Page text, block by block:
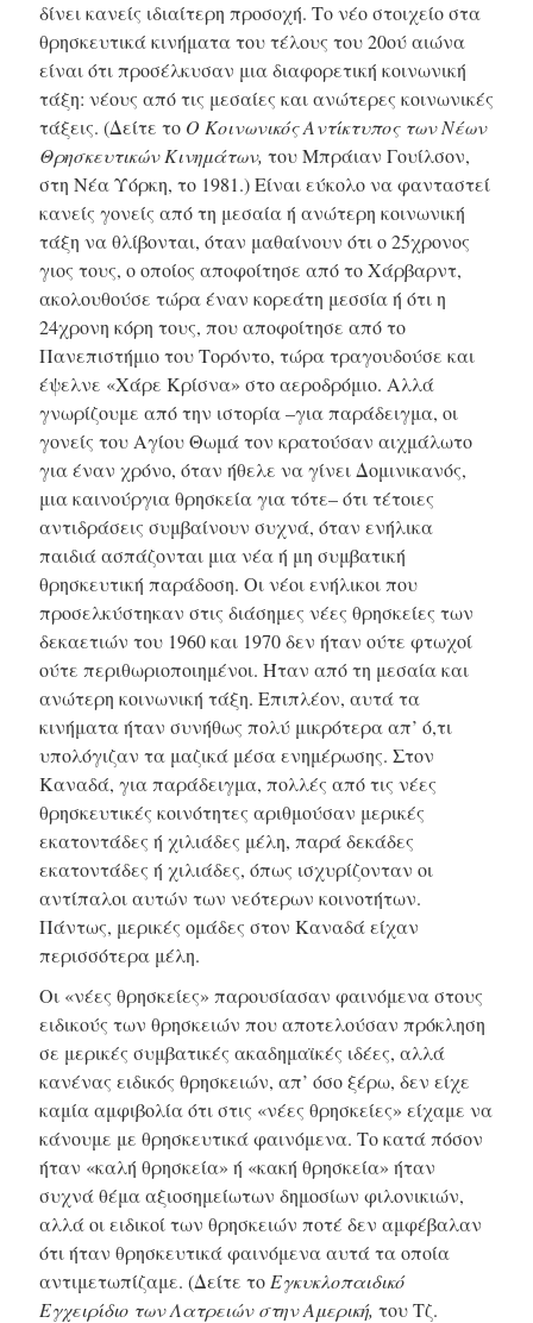
δίνει κανείς ιδιαίτερη προσοχή. Το νέο στοιχείο στα
θρησκευτικά κινήματα του τέλους του 20ού αιώνα
είναι ότι προσέλκυσαν μια διαφορετική κοινωνική
τάξη: νέους από τις μεσαίες και ανώτερες κοινωνικές
τάξεις. (Δείτε το Ο Κοινωνικός Αντίκτυπος των Νέων
Θρησκευτικών Κινημάτων, του Μπράιαν Γουίλσον,
στη Νέα Υόρκη, το 1981.) Είναι εύκολο να φανταστεί
κανείς γονείς από τη μεσαία ή ανώτερη κοινωνική
τάξη να θλίβονται, όταν μαθαίνουν ότι ο 25χρονος
γιος τους, ο οποίος αποφοίτησε από το Χάρβαρντ,
ακολουθούσε τώρα έναν κορεάτη μεσσία ή ότι η
24χρονη κόρη τους, που αποφοίτησε από το
Πανεπιστήμιο του Τορόντο, τώρα τραγουδούσε και
έψελνε «Χάρε Κρίσνα» στο αεροδρόμιο. Αλλά
γνωρίζουμε από την ιστορία –για παράδειγμα, οι
γονείς του Αγίου Θωμά τον κρατούσαν αιχμάλωτο
για έναν χρόνο, όταν ήθελε να γίνει Δομινικανός,
μια καινούργια θρησκεία για τότε– ότι τέτοιες
αντιδράσεις συμβαίνουν συχνά, όταν ενήλικα
παιδιά ασπάζονται μια νέα ή μη συμβατική
θρησκευτική παράδοση. Οι νέοι ενήλικοι που
προσελκύστηκαν στις διάσημες νέες θρησκείες των
δεκαετιών του 1960 και 1970 δεν ήταν ούτε φτωχοί
ούτε περιθωριοποιημένοι. Ήταν από τη μεσαία και
ανώτερη κοινωνική τάξη. Επιπλέον, αυτά τα
κινήματα ήταν συνήθως πολύ μικρότερα απ’ ό,τι
υπολόγιζαν τα μαζικά μέσα ενημέρωσης. Στον
Καναδά, για παράδειγμα, πολλές από τις νέες
θρησκευτικές κοινότητες αριθμούσαν μερικές
εκατοντάδες ή χιλιάδες μέλη, παρά δεκάδες
εκατοντάδες ή χιλιάδες, όπως ισχυρίζονταν οι
αντίπαλοι αυτών των νεότερων κοινοτήτων.
Πάντως, μερικές ομάδες στον Καναδά είχαν
περισσότερα μέλη.
Οι «νέες θρησκείες» παρουσίασαν φαινόμενα στους
ειδικούς των θρησκειών που αποτελούσαν πρόκληση
σε μερικές συμβατικές ακαδημαϊκές ιδέες, αλλά
κανένας ειδικός θρησκειών, απ’ όσο ξέρω, δεν είχε
καμία αμφιβολία ότι στις «νέες θρησκείες» είχαμε να
κάνουμε με θρησκευτικά φαινόμενα. Το κατά πόσον
ήταν «καλή θρησκεία» ή «κακή θρησκεία» ήταν
συχνά θέμα αξιοσημείωτων δημοσίων φιλονικιών,
αλλά οι ειδικοί των θρησκειών ποτέ δεν αμφέβαλαν
ότι ήταν θρησκευτικά φαινόμενα αυτά τα οποία
αντιμετωπίζαμε. (Δείτε το Εγκυκλοπαιδικό
Εγχειρίδιο των Λατρειών στην Αμερική, του Τζ.